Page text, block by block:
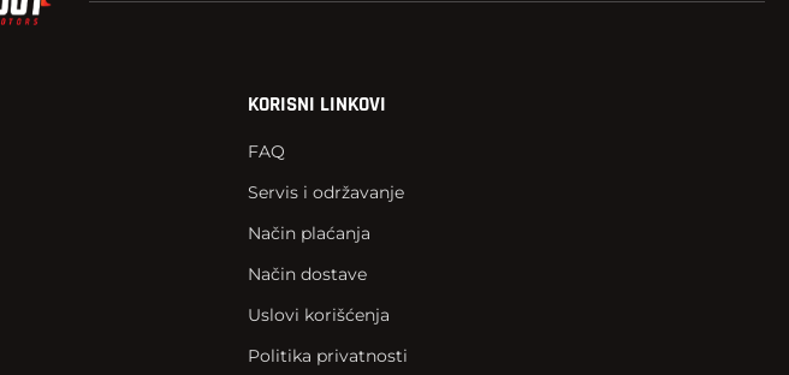
KORISNI LINKOVI
FAQ
Servis i održavanje
Način plaćanja
Način dostave
Uslovi korišćenja
Politika privatnosti